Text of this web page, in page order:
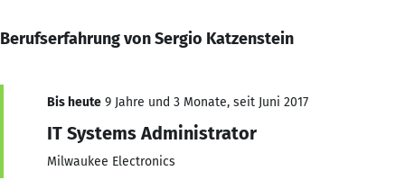
Berufserfahrung von Sergio Katzenstein
Bis heute 9 Jahre und 3 Monate, seit Juni 2017
IT Systems Administrator
Milwaukee Electronics